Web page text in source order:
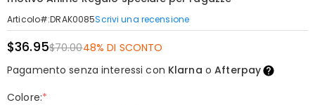
Articolo#:DRAK0085Scrivi una recensione
$36.95$70.0048% DI SCONTO
Pagamento senza interessi con Klarna oAfterpay
Colore:*